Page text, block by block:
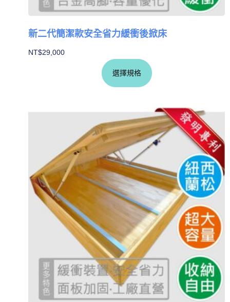
新二代簡潔款安全省力緩衝後掀床
NT$29,000
選擇規格